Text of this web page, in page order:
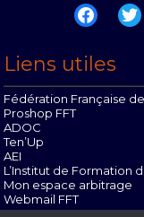
facebook
Liens utiles
Fédération Française
Proshop FFT
ADOC
Ten’Up
AEI
L’Institut de Formation
Mon espace arbitrage
Webmail FFT